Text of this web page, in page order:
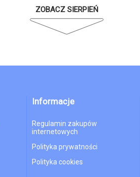
ZOBACZ SIERPIEŃ
Informacje
Regulamin zakupów
internetowych
Polityka prywatności
Polityka cookies